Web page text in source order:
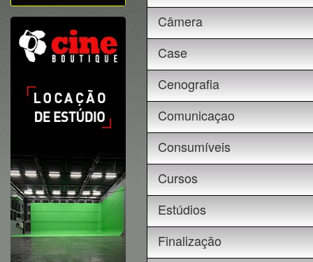
Câmera
Case
Cenografia
Comunicaçao
Consumíveis
Cursos
Estúdios
Finalização